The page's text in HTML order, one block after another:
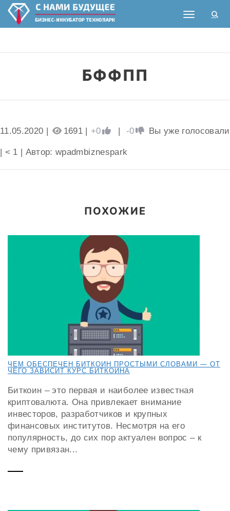
Toggle
БФФПП
11.05.2020 | 1691 | +0 | -0 Вы уже голосовали
| < 1 | Автор: wpadmbiznespark
ПОХОЖИЕ
ЧЕМ ОБЕСПЕЧЕН БИТКОИН ПРОСТЫМИ СЛОВАМИ — ОТ
ЧЕГО ЗАВИСИТ КУРС БИТКОИНА
Биткоин – это первая и наиболее известная
криптовалюта. Она привлекает внимание
инвесторов, разработчиков и крупных
финансовых институтов. Несмотря на его
популярность, до сих пор актуален вопрос – к
чему привязан...